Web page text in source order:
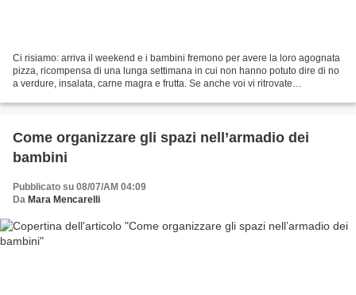
Ci risiamo: arriva il weekend e i bambini fremono per avere la loro agognata
pizza, ricompensa di una lunga settimana in cui non hanno potuto dire di no
a verdure, insalata, carne magra e frutta. Se anche voi vi ritrovate
Come organizzare gli spazi nell’armadio dei
bambini
Pubblicato su 08/07/AM 04:09
Da Mara Mencarelli